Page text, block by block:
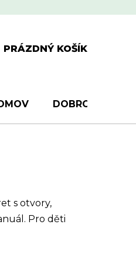
PRÁZDNÝ KOŠÍK
DOBROTY
s otvory,
Pro děti